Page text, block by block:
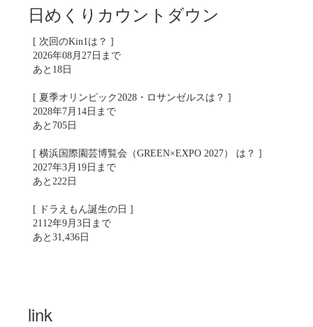
日めくりカウントダウン
[ 次回のKin1は？ ]
2026年08月27日まで
あと18日
[ 夏季オリンピック2028・ロサンゼルスは？ ]
2028年7月14日まで
あと705日
[ 横浜国際園芸博覧会（GREEN×EXPO 2027） は？ ]
2027年3月19日まで
あと222日
[ ドラえもん誕生の日 ]
2112年9月3日まで
あと31,436日
link